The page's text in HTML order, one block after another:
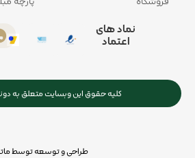
نماد های
اعتماد
کلیه حقوق این وبسایت متعلق به
طراحی و توسعه توسط ماتو